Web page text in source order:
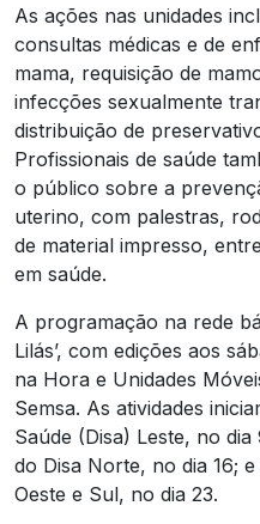
As ações nas unidades
consultas médicas e de
mama, requisição de
infecções sexualmente
distribuição de
Profissionais de saúde
o público sobre a
uterino, com palestras,
de material impresso,
em saúde.
A programação na rede
Lilás’, com edições aos
na Hora e Unidades
Semsa. As atividades
Saúde (Disa) Leste, no
do Disa Norte, no dia 16;
Oeste e Sul, no dia 23.